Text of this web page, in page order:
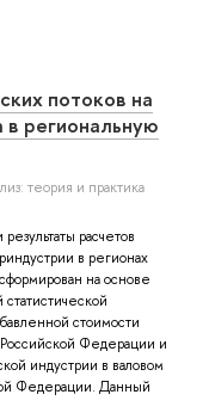
потоков на
в региональную
теория и практика
расчетов
в регионах
на основе
стоимости
Федерации и
индустрии в валовом
Федерации. Данный